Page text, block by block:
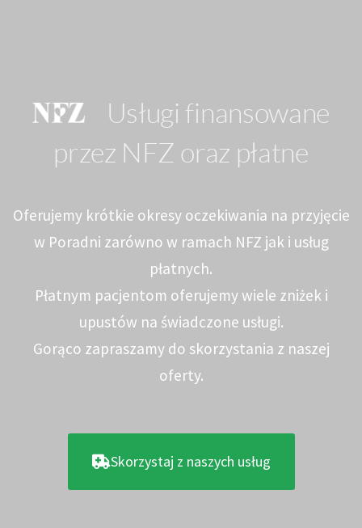
Usługi finansowane
przez NFZ oraz płatne
Oferujemy krótkie okresy oczekiwania na przyjęcie
w Poradni zarówno w ramach NFZ jak i usług
płatnych.
Płatnym pacjentom oferujemy wiele zniżek i
upustów na świadczone usługi.
Gorąco zapraszamy do skorzystania z naszej
oferty.
Skorzystaj z naszych usług